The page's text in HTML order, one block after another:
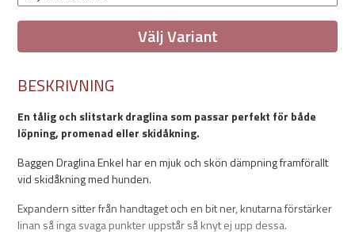
Välj Variant
BESKRIVNING
En tålig och slitstark draglina som passar perfekt för både
löpning, promenad eller skidåkning.
Baggen Draglina Enkel har en mjuk och skön dämpning framförallt
vid skidåkning med hunden.
Expandern sitter från handtaget och en bit ner, knutarna förstärker
linan så inga svaga punkter uppstår så knyt ej upp dessa.